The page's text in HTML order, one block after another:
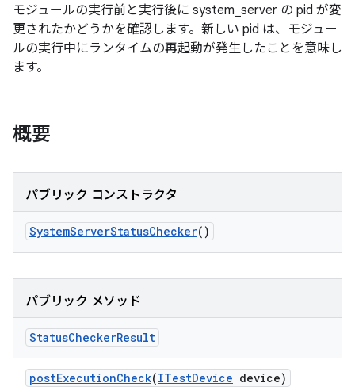
モジュールの実行前と実行後に system_server の pid が変
更されたかどうかを確認します。新しい pid は、モジュー
ルの実行中にランタイムの再起動が発生したことを意味し
ます。
概要
パブリック コンストラクタ
SystemServerStatusChecker()
パブリック メソッド
StatusCheckerResult
postExecutionCheck(ITestDevice device)